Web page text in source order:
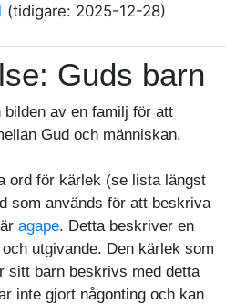
(tidigare: 2025-12-28)
Guds barn
bilden av en familj för att
Gud och människan.
ord för kärlek (se lista längst
som används för att beskriva
äragape. Detta beskriver en
utgivande. Den kärlek som
sitt barn beskrivs med detta
inte gjort någonting och kan